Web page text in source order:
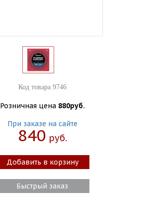
Код товара 9746
Розничная цена 880руб.
При заказе на сайте
840 Руб.
Добавить в корзину
Быстрый заказ